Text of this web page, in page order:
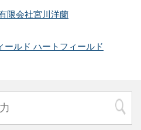
限会社宮川洋蘭
ルド ハートフィールド